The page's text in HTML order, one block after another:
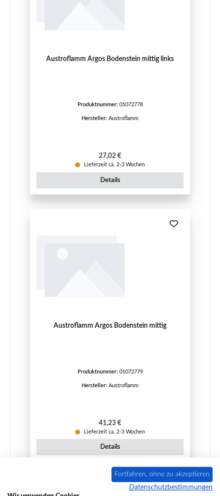
Austroflamm Argos Bodenstein mittig links
Produktnummer: 01072778
Hersteller: Austroflamm
Regulärer Preis:
27,02 €
Lieferzeit ca. 2-3 Wochen
Details
Austroflamm Argos Bodenstein mittig
Produktnummer: 01072779
Hersteller: Austroflamm
Regulärer Preis:
41,23 €
Lieferzeit ca. 2-3 Wochen
Details
Fortfahren, ohne zu akzeptieren
Datenschutzbestimmungen